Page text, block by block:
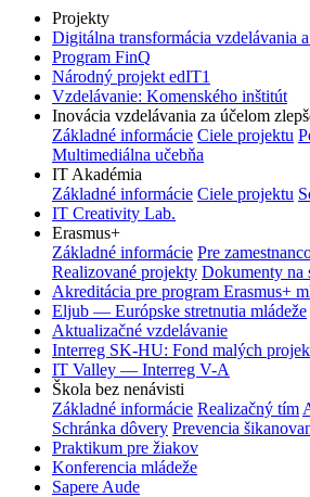
Projekty
Digitálna transformácia vzdelávania
Program FinQ
Národný projekt edIT1
Vzdelávanie: Komenského inštitút
Inovácia vzdelávania za účelom
Základné informácie Ciele projektu
Multimediálna učebňa
IT Akadémia
Základné informácie Ciele projektu
IT Creativity Lab.
Erasmus+
Základné informácie Pre
Realizované projekty Dokumenty na
Akreditácia pre program Erasmus+
Eljub — Európske stretnutia mládeže
Aktualizačné vzdelávanie
Interreg SK-HU: Fond malých
IT Valley — Interreg V-A
Škola bez nenávisti
Základné informácie Realizačný tím
Schránka dôvery Prevencia
Praktikum pre žiakov
Konferencia mládeže
Sapere Aude